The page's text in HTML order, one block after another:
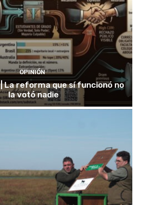
OPINIÓN
La reforma que sí funcionó no
la votó nadie